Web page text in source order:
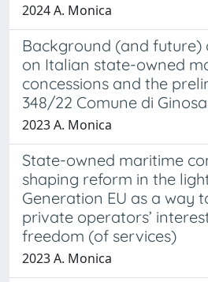
2024 A. Monica
Background (and future)
on Italian state-owned
concessions and the
348/22 Comune di Ginosa
2023 A. Monica
State-owned maritime
shaping reform in the
Generation EU as a way
private operators’
freedom (of services)
2023 A. Monica